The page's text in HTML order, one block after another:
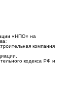
«НПО» на
компания
кодекса РФ и